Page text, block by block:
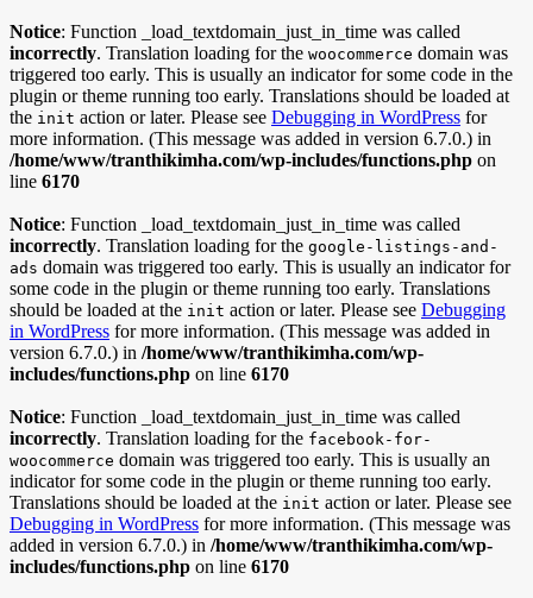
Notice: Function _load_textdomain_just_in_time was called
incorrectly. Translation loading for the woocommerce domain was
triggered too early. This is usually an indicator for some code in the
plugin or theme running too early. Translations should be loaded at
the init action or later. Please see Debugging in WordPress for
more information. (This message was added in version 6.7.0.) in
/home/www/tranthikimha.com/wp-includes/functions.php on
line 6170
Notice: Function _load_textdomain_just_in_time was called
incorrectly. Translation loading for the google-listings-and-
ads domain was triggered too early. This is usually an indicator for
some code in the plugin or theme running too early. Translations
should be loaded at the init action or later. Please see Debugging
in WordPress for more information. (This message was added in
version 6.7.0.) in /home/www/tranthikimha.com/wp-
includes/functions.php on line 6170
Notice: Function _load_textdomain_just_in_time was called
incorrectly. Translation loading for the facebook-for-
woocommerce domain was triggered too early. This is usually an
indicator for some code in the plugin or theme running too early.
Translations should be loaded at the init action or later. Please see
Debugging in WordPress for more information. (This message was
added in version 6.7.0.) in /home/www/tranthikimha.com/wp-
includes/functions.php on line 6170